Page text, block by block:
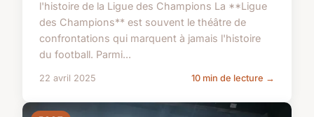
l'histoire de la Ligue des Champions La **Ligue
des Champions** est souvent le théâtre de
confrontations qui marquent à jamais l'histoire
du football. Parmi...
22 avril 2025 10 min de lecture →